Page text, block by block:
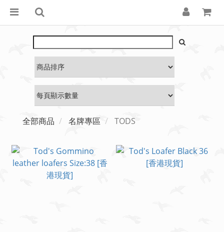
全部商品 名牌專區 TODS